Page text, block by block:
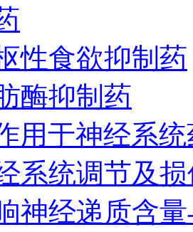
性食欲抑制药
酶抑制药
用于神经系统
系统调节及
神经递质含